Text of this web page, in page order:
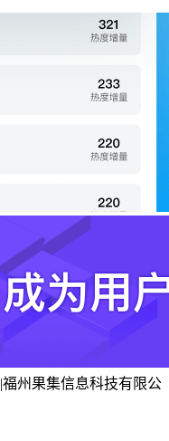
|福州果集信息科技有限公